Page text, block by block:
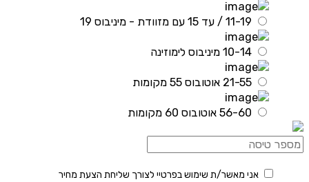
11-19 / עד 15 עם מזוודת - מיניבוס 19
10-14 מיניבוס לימוזינה
21-55 אוטובוס 55 מקומות
56-60 אוטובוס 60 מקומות
אני מאשר/ת שימוש בפרטיי לצורך שליחת הצעת מחיר